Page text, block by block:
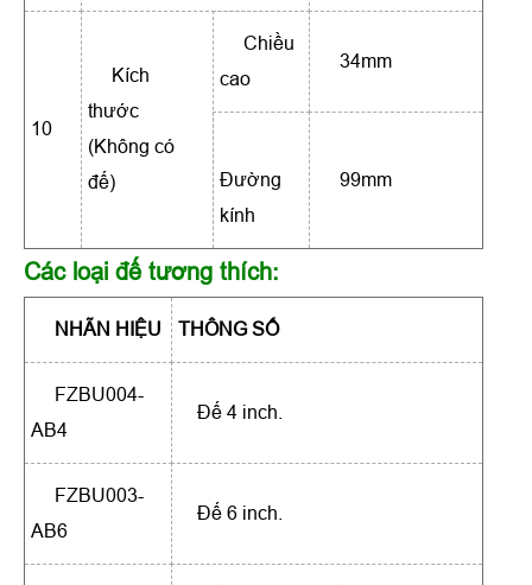
10
Kích
thước
(Không có
đế)
Chiều
cao
34mm
Đường
kính
99mm
Các loại đế tương thích:
NHÃN HIỆU THÔNG SỐ
FZBU004-
AB4
Đế 4 inch.
FZBU003-
AB6
Đế 6 inch.